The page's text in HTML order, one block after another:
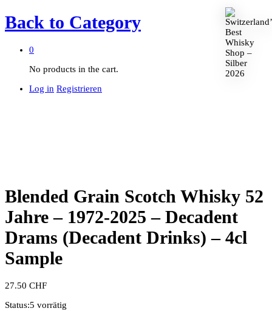
Back to Category
0
No products in the cart.
Log in Registrieren
Blended Grain Scotch Whisky 52
Jahre – 1972-2025 – Decadent
Drams (Decadent Drinks) – 4cl
Sample
27.50 CHF
Status:5 vorrätig